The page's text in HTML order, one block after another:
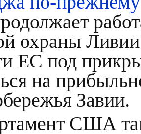
охраны
ЕС под
на
Завии.
США